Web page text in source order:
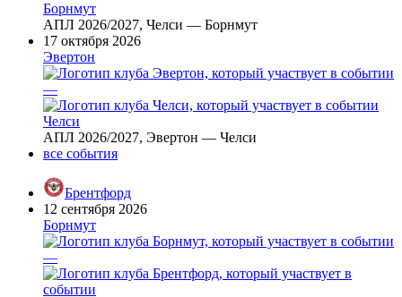
Борнмут
АПЛ 2026/2027, Челси — Борнмут
17 октября 2026
Эвертон
—
Челси
АПЛ 2026/2027, Эвертон — Челси
все события
Брентфорд
12 сентября 2026
Борнмут
—